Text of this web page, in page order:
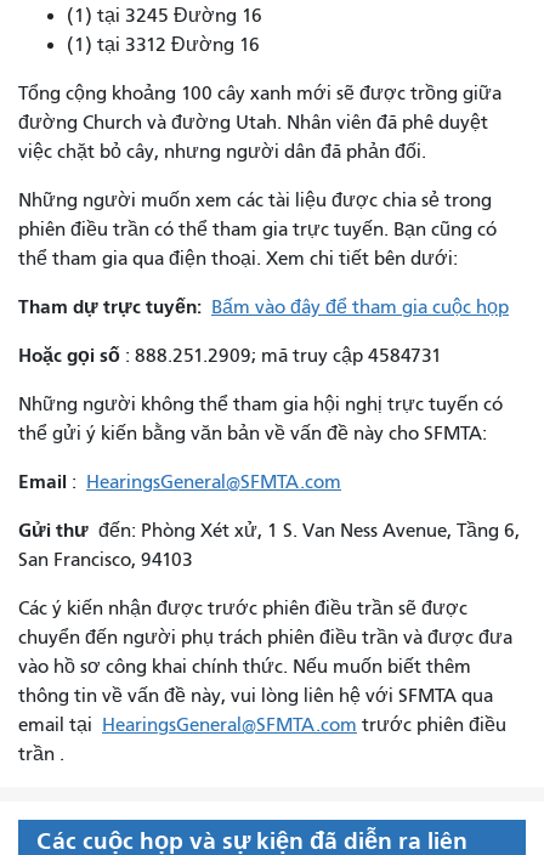
(1) tại 3245 Đường 16
(1) tại 3312 Đường 16
Tổng cộng khoảng 100 cây xanh mới sẽ được trồng giữa
đường Church và đường Utah. Nhân viên đã phê duyệt
việc chặt bỏ cây, nhưng người dân đã phản đối.
Những người muốn xem các tài liệu được chia sẻ trong
phiên điều trần có thể tham gia trực tuyến. Bạn cũng có
thể tham gia qua điện thoại. Xem chi tiết bên dưới:
Tham dự trực tuyến: Bấm vào đây để tham gia cuộc họp
Hoặc gọi số : 888.251.2909; mã truy cập 4584731
Những người không thể tham gia hội nghị trực tuyến có
thể gửi ý kiến ​​bằng văn bản về vấn đề này cho SFMTA:
Email : HearingsGeneral@SFMTA.com
Gửi thư đến: Phòng Xét xử, 1 S. Van Ness Avenue, Tầng 6,
San Francisco, 94103
Các ý kiến ​​nhận được trước phiên điều trần sẽ được
chuyển đến người phụ trách phiên điều trần và được đưa
vào hồ sơ công khai chính thức. Nếu muốn biết thêm
thông tin về vấn đề này, vui lòng liên hệ với SFMTA qua
email tại HearingsGeneral@SFMTA.com trước phiên điều
trần .
Các cuộc họp và sự kiện đã diễn ra liên